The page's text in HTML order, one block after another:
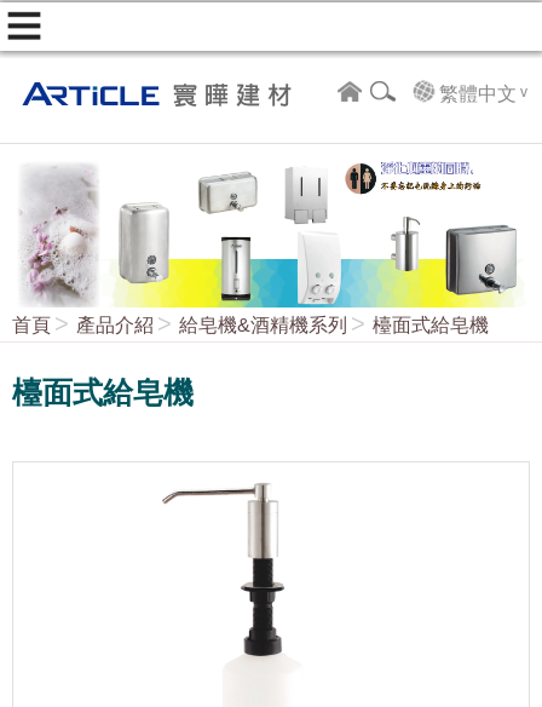
繁體中文
首頁 產品介紹 給皂機&酒精機系列 檯面式給皂機
檯面式給皂機